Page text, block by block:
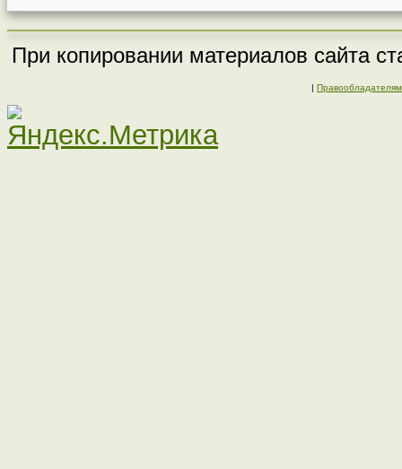
При копировании материалов сайта
| Правообладателям